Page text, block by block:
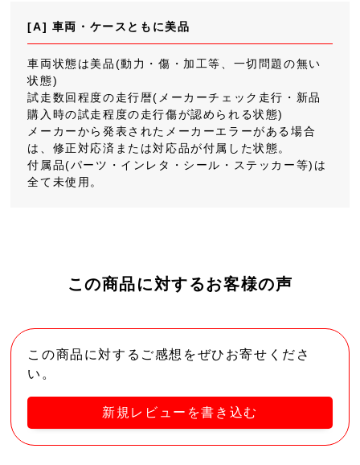
[A] 車両・ケースともに美品
車両状態は美品(動力・傷・加工等、一切問題の無い
状態)
試走数回程度の走行暦(メーカーチェック走行・新品
購入時の試走程度の走行傷が認められる状態)
メーカーから発表されたメーカーエラーがある場合
は、修正対応済または対応品が付属した状態。
付属品(パーツ・インレタ・シール・ステッカー等)は
全て未使用。
この商品に対するお客様の声
この商品に対するご感想をぜひお寄せくださ
い。
新規レビューを書き込む